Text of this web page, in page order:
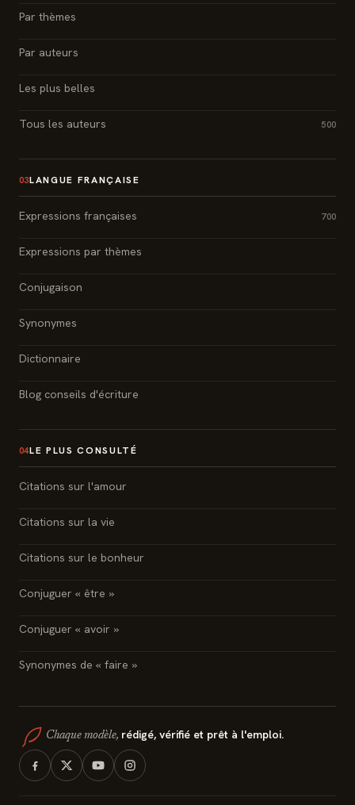
Par thèmes
Par auteurs
Les plus belles
Tous les auteurs 500
03LANGUE FRANÇAISE
Expressions françaises 700
Expressions par thèmes
Conjugaison
Synonymes
Dictionnaire
Blog conseils d'écriture
04LE PLUS CONSULTÉ
Citations sur l'amour
Citations sur la vie
Citations sur le bonheur
Conjuguer « être »
Conjuguer « avoir »
Synonymes de « faire »
Chaque modèle, rédigé, vérifié et prêt à l'emploi.